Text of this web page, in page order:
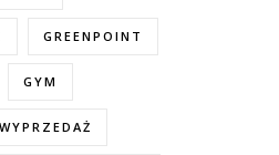
GREENPOINT
GYM